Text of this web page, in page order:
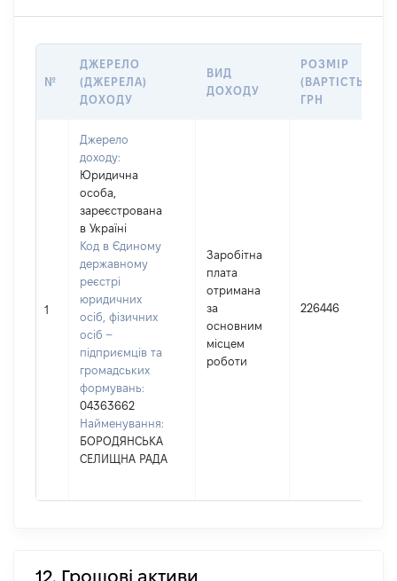
№
ДЖЕРЕЛО
(ДЖЕРЕЛА)
ДОХОДУ
ВИД
ДОХОДУ
РОЗМІР
(ВАРТІСТЬ),
ГРН
1
Джерело
доходу:
Юридична
особа,
зареєстрована
в Україні
Код в Єдиному
державному
реєстрі
юридичних
осіб, фізичних
осіб –
підприємців та
громадських
формувань:
04363662
Найменування:
БОРОДЯНСЬКА
СЕЛИЩНА РАДА
Заробітна
плата
отримана
за
основним
місцем
роботи
226446
12. Грошові активи